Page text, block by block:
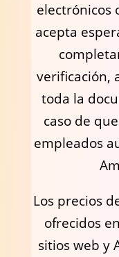
electrónicos
acepta
verificación,
toda la
caso de
empleados
Los precios
ofrecidos
sitios web y